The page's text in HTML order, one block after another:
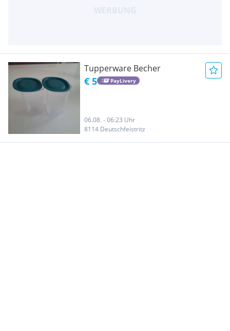
Tupperware Becher
€ 5 PayLivery
06.08. - 06:23 Uhr
8114 Deutschfeistritz